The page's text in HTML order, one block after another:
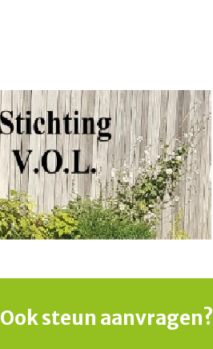
Ook steun aanvragen?